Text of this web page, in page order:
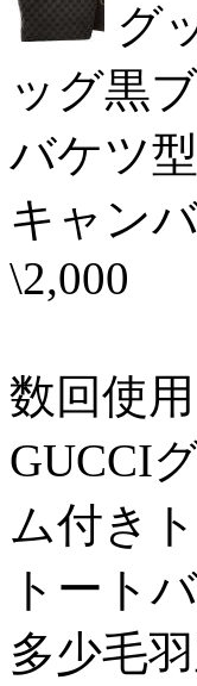
グ
ッグ黒
バケツ
キャン
\2,000
数回使
GUCCI
ム付き
トー
多少毛